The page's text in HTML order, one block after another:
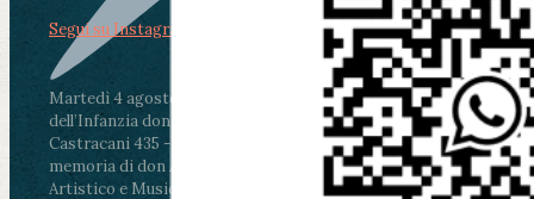
Martedì 4 agosto2026
ore 11:30 - Lucca, Scuola
dell’Infanzia don Aldo Mei - Viale Castruccio
Castracani 435 - Inaugurazione murales in
memoria di don Aldo Mei curato dal Liceo
Artistico e Musicale “Passaglia”
ore 18 - Fiano
Segui su Instagram